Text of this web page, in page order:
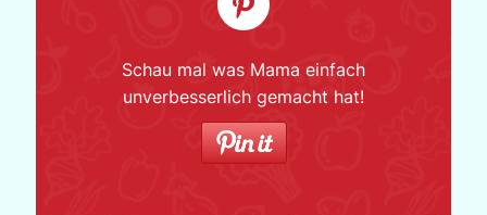
Schau mal was Mama einfach
unverbesserlich gemacht hat!